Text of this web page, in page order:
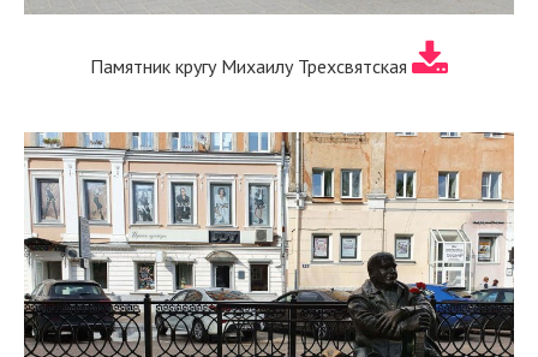
Памятник кругу Михаилу Трехсвятская